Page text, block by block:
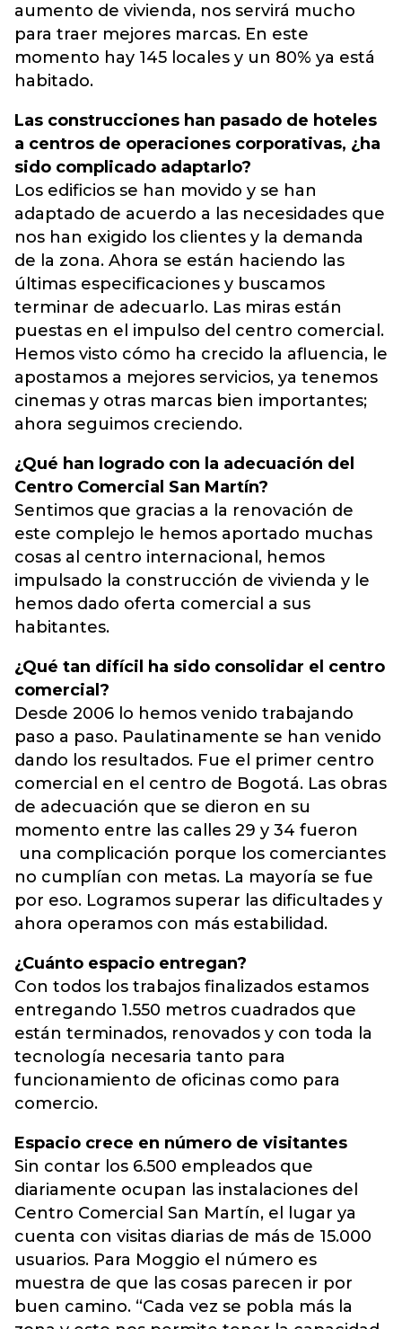
aumento de vivienda, nos servirá mucho
para traer mejores marcas. En este
momento hay 145 locales y un 80% ya está
habitado.
Las construcciones han pasado de hoteles
a centros de operaciones corporativas, ¿ha
sido complicado adaptarlo?
Los edificios se han movido y se han
adaptado de acuerdo a las necesidades que
nos han exigido los clientes y la demanda
de la zona. Ahora se están haciendo las
últimas especificaciones y buscamos
terminar de adecuarlo. Las miras están
puestas en el impulso del centro comercial.
Hemos visto cómo ha crecido la afluencia, le
apostamos a mejores servicios, ya tenemos
cinemas y otras marcas bien importantes;
ahora seguimos creciendo.
¿Qué han logrado con la adecuación del
Centro Comercial San Martín?
Sentimos que gracias a la renovación de
este complejo le hemos aportado muchas
cosas al centro internacional, hemos
impulsado la construcción de vivienda y le
hemos dado oferta comercial a sus
habitantes.
¿Qué tan difícil ha sido consolidar el centro
comercial?
Desde 2006 lo hemos venido trabajando
paso a paso. Paulatinamente se han venido
dando los resultados. Fue el primer centro
comercial en el centro de Bogotá. Las obras
de adecuación que se dieron en su
momento entre las calles 29 y 34 fueron
una complicación porque los comerciantes
no cumplían con metas. La mayoría se fue
por eso. Logramos superar las dificultades y
ahora operamos con más estabilidad.
¿Cuánto espacio entregan?
Con todos los trabajos finalizados estamos
entregando 1.550 metros cuadrados que
están terminados, renovados y con toda la
tecnología necesaria tanto para
funcionamiento de oficinas como para
comercio.
Espacio crece en número de visitantes
Sin contar los 6.500 empleados que
diariamente ocupan las instalaciones del
Centro Comercial San Martín, el lugar ya
cuenta con visitas diarias de más de 15.000
usuarios. Para Moggio el número es
muestra de que las cosas parecen ir por
buen camino. “Cada vez se pobla más la